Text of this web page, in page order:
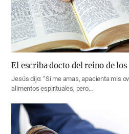
El escriba docto del reino de
Jesús dijo: “Si me amas, apacienta mis
alimentos espirituales, pero…